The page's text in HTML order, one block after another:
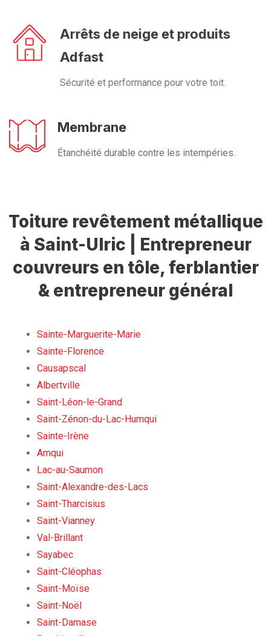
Arrêts de neige et produits
Adfast
Sécurité et performance pour votre toit.
Membrane
Étanchéité durable contre les intempéries.
Toiture revêtement métallique
à Saint-Ulric | Entrepreneur
couvreurs en tôle, ferblantier
& entrepreneur général
Sainte-Marguerite-Marie
Sainte-Florence
Causapscal
Albertville
Saint-Léon-le-Grand
Saint-Zénon-du-Lac-Humqui
Sainte-Irène
Amqui
Lac-au-Saumon
Saint-Alexandre-des-Lacs
Saint-Tharcisius
Saint-Vianney
Val-Brillant
Sayabec
Saint-Cléophas
Saint-Moïse
Saint-Noël
Saint-Damase